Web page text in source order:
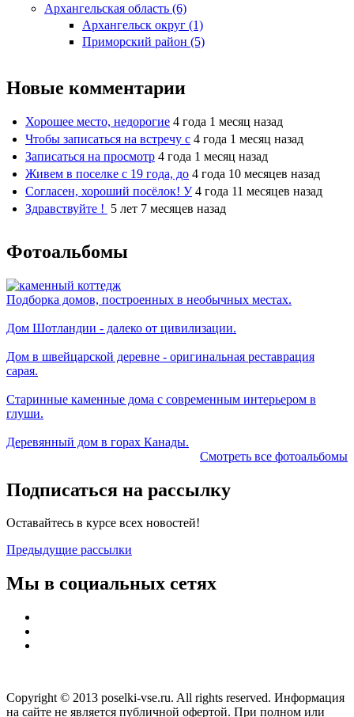
Архангельская область (6)
Архангельск округ (1)
Приморский район (5)
Новые комментарии
Хорошее место, недорогие 4 года 1 месяц назад
Чтобы записаться на встречу с 4 года 1 месяц назад
Записаться на просмотр 4 года 1 месяц назад
Живем в поселке с 19 года, до 4 года 10 месяцев назад
Согласен, хороший посёлок! У 4 года 11 месяцев назад
Здравствуйте ! 5 лет 7 месяцев назад
Фотоальбомы
Подборка домов, построенных в необычных местах.
Дом Шотландии - далеко от цивилизации.
Дом в швейцарской деревне - оригинальная реставрация
сарая.
Старинные каменные дома с современным интерьером в
глуши.
Деревянный дом в горах Канады.
Смотреть все фотоальбомы
Подписаться на рассылку
Оставайтесь в курсе всех новостей!
Предыдущие рассылки
Мы в социальных сетях
Copyright © 2013 poselki-vse.ru. All rights reserved. Информация
на сайте не является публичной офертой. При полном или